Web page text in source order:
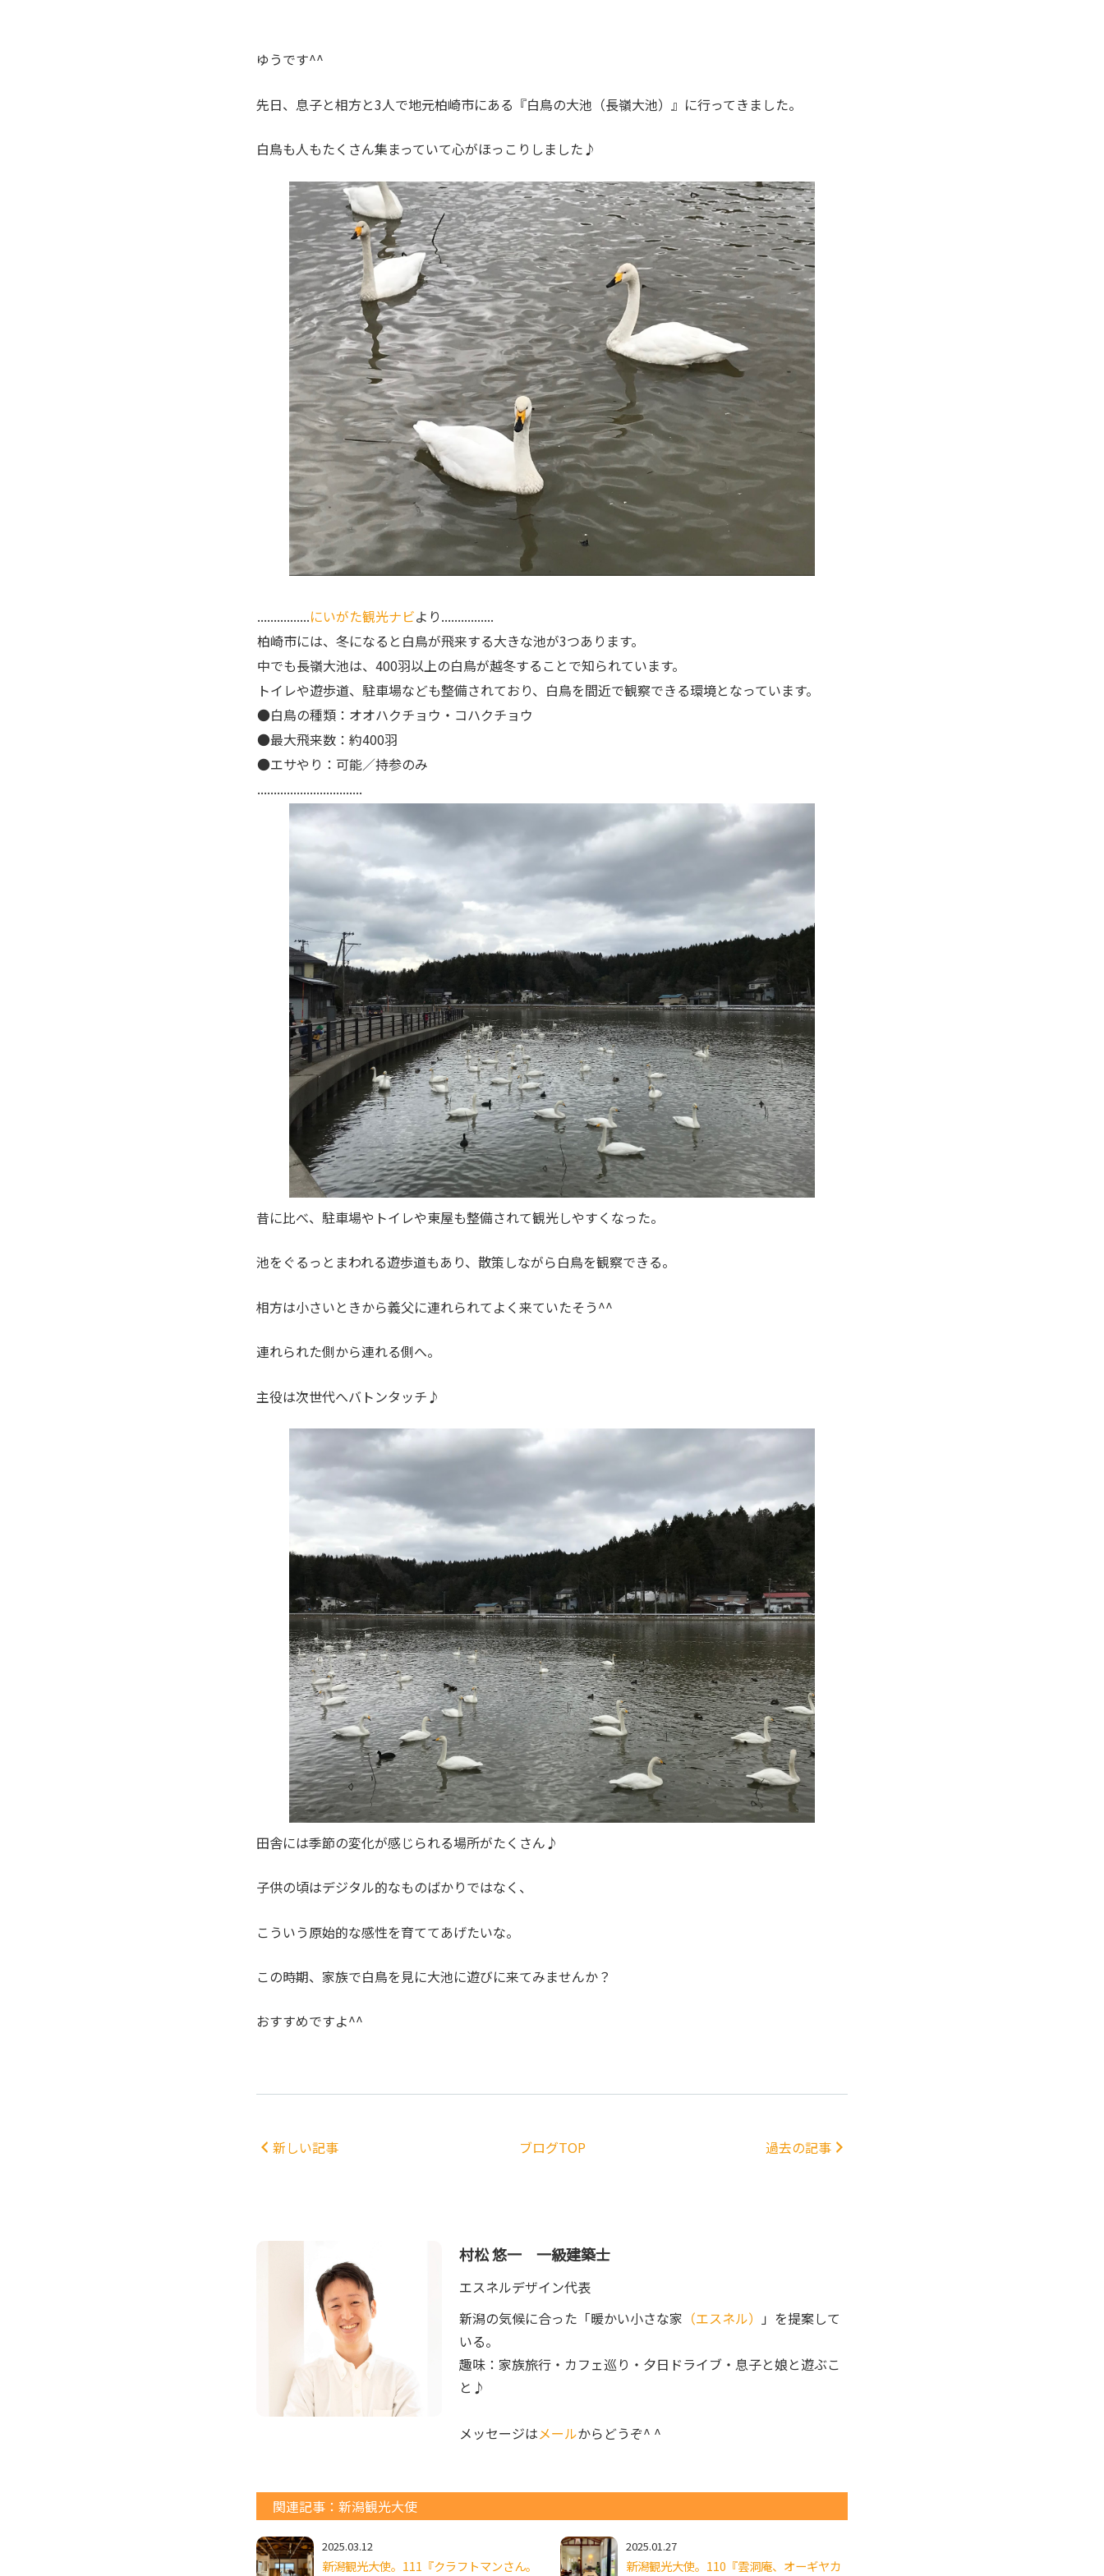
ゆうです^^
先日、息子と相方と3人で地元柏崎市にある『白鳥の大池（長嶺大池）』に行ってきました。
白鳥も人もたくさん集まっていて心がほっこりしました♪
................にいがた観光ナビより................
柏崎市には、冬になると白鳥が飛来する大きな池が3つあります。
中でも長嶺大池は、400羽以上の白鳥が越冬することで知られています。
トイレや遊歩道、駐車場なども整備されており、白鳥を間近で観察できる環境となっています。
●白鳥の種類：オオハクチョウ・コハクチョウ
●最大飛来数：約400羽
●エサやり：可能／持参のみ
................................
昔に比べ、駐車場やトイレや東屋も整備されて観光しやすくなった。
池をぐるっとまわれる遊歩道もあり、散策しながら白鳥を観察できる。
相方は小さいときから義父に連れられてよく来ていたそう^^
連れられた側から連れる側へ。
主役は次世代へバトンタッチ♪
田舎には季節の変化が感じられる場所がたくさん♪
子供の頃はデジタル的なものばかりではなく、
こういう原始的な感性を育ててあげたいな。
この時期、家族で白鳥を見に大池に遊びに来てみませんか？
おすすめですよ^^
新しい記事 ブログTOP 過去の記事
村松 悠一 一級建築士
エスネルデザイン代表
新潟の気候に合った「暖かい小さな家 （エスネル）
」を提案して
いる。
趣味：家族旅行・カフェ巡り・夕日ドライブ・息子と娘と遊ぶこ
と♪
メッセージはメールからどうぞ^ ^
関連記事：新潟観光大使
2025.03.12
新潟観光大使。111『クラフトマンさん。
2025.01.27
新潟観光大使。110『雲洞庵、オーギヤカ